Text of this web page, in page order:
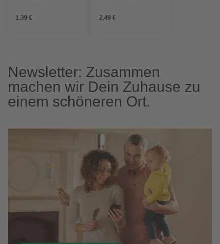
1,39 € 2,49 €
Newsletter: Zusammen
machen wir Dein Zuhause zu
einem schöneren Ort.